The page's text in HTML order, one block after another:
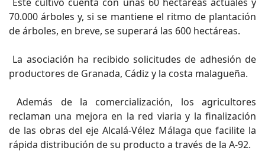
70.000 árboles y, si se mantiene el ritmo de plantación
de árboles, en breve, se superará las 600 hectáreas.
La asociación ha recibido solicitudes de adhesión de
productores de Granada, Cádiz y la costa malagueña.
Además de la comercialización, los agricultores
reclaman una mejora en la red viaria y la finalización
de las obras del eje Alcalá-Vélez Málaga que facilite la
rápida distribución de su producto a través de la A-92.